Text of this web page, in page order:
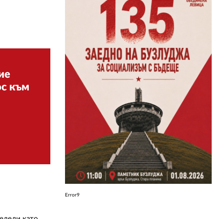
към
Error9
АВТОРИ
РЕДАКЦИЯ
РЕКЛАМА
АБОНАМЕНТ
УСЛОВИЯ ЗА ПОЛЗВАНЕ
ПОЛИТИКА ЗА БИСКВИТКИТЕ
ПОЛИТИКАТА ЗА